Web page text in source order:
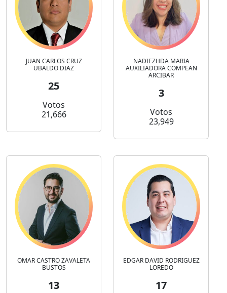
JUAN CARLOS CRUZ
UBALDO DIAZ
25
Votos
21,666
NADIEZHDA MARIA
AUXILIADORA COMPEAN
ARCIBAR
3
Votos
23,949
OMAR CASTRO ZAVALETA
BUSTOS
13
EDGAR DAVID RODRIGUEZ
LOREDO
17